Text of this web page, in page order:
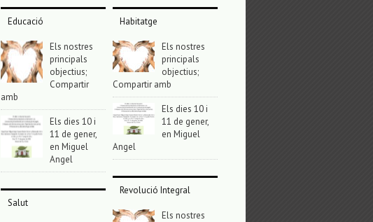
Educació
Els nostres
principals
objectius;
Compartir
amb
Els dies 10 i
11 de gener,
en Miguel
Angel
Salut
Habitatge
Els nostres
principals
objectius;
Compartir amb
Els dies 10 i
11 de gener,
en Miguel
Angel
Revolució Integral
Els nostres